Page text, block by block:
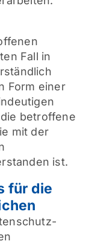
Fall in
Form einer
betroffene
mit der
ist.
für die